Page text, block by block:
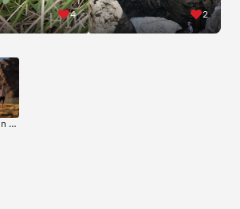
4 2
Konstantin Polsky